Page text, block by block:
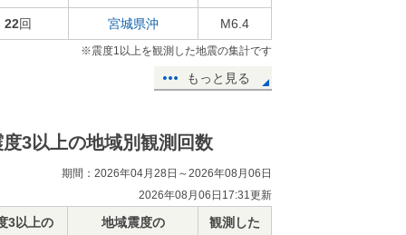
22回 宮城県沖 M6.4
※震度1以上を観測した地震の集計です
もっと見る
度3以上の地域別観測回数
期間：2026年04月28日～2026年08月06日
2026年08月06日17:31更新
3以上の
地域震度の
観測した